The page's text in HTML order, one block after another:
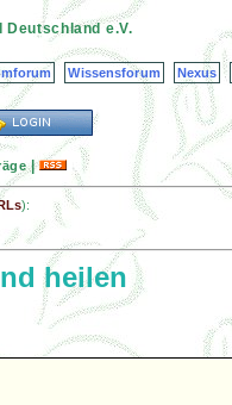
Deutschland e.V.
Wissensforum Nexus
|
):
heilen